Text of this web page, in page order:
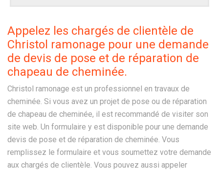
Appelez les chargés de clientèle de
Christol ramonage pour une demande
de devis de pose et de réparation de
chapeau de cheminée.
Christol ramonage est un professionnel en travaux de
cheminée. Si vous avez un projet de pose ou de réparation
de chapeau de cheminée, il est recommandé de visiter son
site web. Un formulaire y est disponible pour une demande
devis de pose et de réparation de cheminée. Vous
remplissez le formulaire et vous soumettez votre demande
aux chargés de clientèle. Vous pouvez aussi appeler